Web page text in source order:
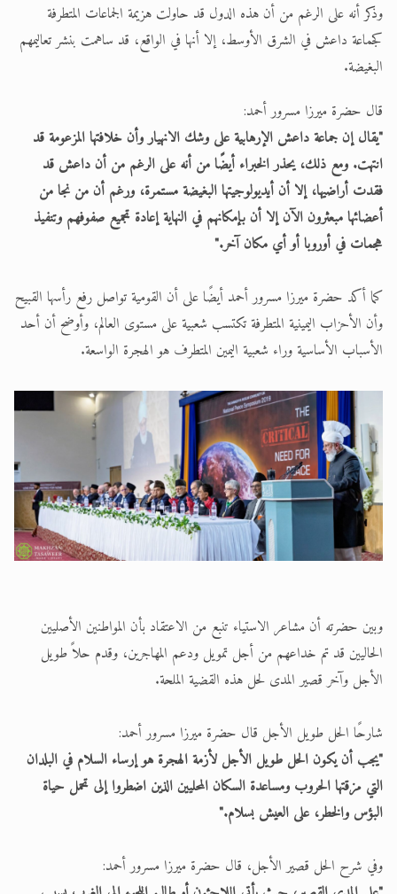
وذكر أنه على الرغم من أن هذه الدول قد حاولت هزيمة الجماعات المتطرفة
كجماعة داعش في الشرق الأوسط، إلا أنها في الواقع، قد ساهمت بنشر تعاليمهم
البغيضة.
قال حضرة ميرزا مسرور أحمد:
"يقال إن جماعة داعش الإرهابية على وشك الانهيار وأن خلافتها المزعومة قد
انتهت. ومع ذلك، يحذر الخبراء أيضًا من أنه على الرغم من أن داعش قد
فقدت أراضيها، إلا أن أيديولوجيتها البغيضة مستمرة، ورغم أن من نجا من
أعضائها مبعثرون الآن إلا أن بإمكانهم في النهاية إعادة تجميع صفوفهم وتنفيذ
هجمات في أوروبا أو أي مكان آخر."
كما أكد حضرة ميرزا مسرور أحمد أيضًا على أن القومية تواصل رفع رأسها القبيح
وأن الأحزاب اليمينية المتطرفة تكتسب شعبية على مستوى العالم، وأوضح أن أحد
الأسباب الأساسية وراء شعبية اليمين المتطرف هو الهجرة الواسعة.
وبين حضرته أن مشاعر الاستياء تنبع من الاعتقاد بأن المواطنين الأصليين
الحاليين قد تم خداعهم من أجل تمويل ودعم المهاجرين، وقدم حلاً طويل
الأجل وآخر قصير المدى لحل هذه القضية الملحة.
شارحًا الحل طويل الأجل قال حضرة ميرزا مسرور أحمد:
"يجب أن يكون الحل طويل الأجل لأزمة الهجرة هو إرساء السلام في البلدان
التي مزقتها الحروب ومساعدة السكان المحليين الذين اضطروا إلى تحمل حياة
البؤس والخطر، على العيش بسلام."
وفي شرح الحل قصير الأجل، قال حضرة ميرزا مسرور أحمد: